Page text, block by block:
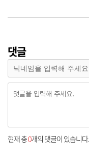
댓글
현재 총0개의 댓글이 있습니다.